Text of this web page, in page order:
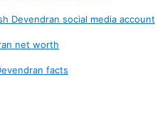
Devendran social media account
net worth
facts